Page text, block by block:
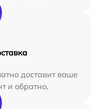
доставит ваше
и обратно.